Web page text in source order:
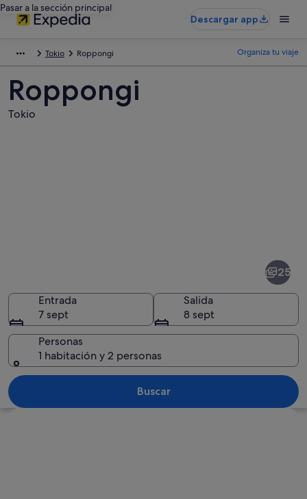
Pasar a la sección principal
Descargar app
Tokio Roppongi Organiza tu viaje
Roppongi
Tokio
Una calle urbana concurrida,
25
Entrada
7 sept
Salida
8 sept
Personas
1 habitación y 2 personas
Buscar